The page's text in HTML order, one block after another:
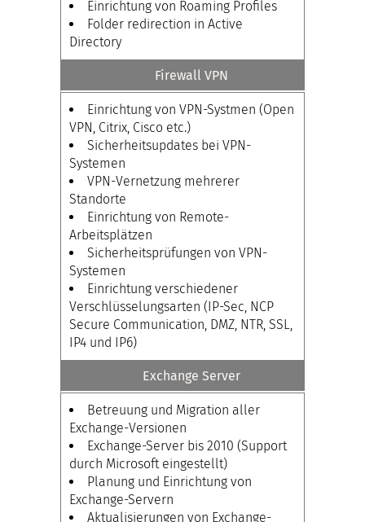
Einrichtung von Roaming Profiles
Folder redirection in Active
Directory
Firewall VPN
Einrichtung von VPN-Systmen (Open
VPN, Citrix, Cisco etc.)
Sicherheitsupdates bei VPN-
Systemen
VPN-Vernetzung mehrerer
Standorte
Einrichtung von Remote-
Arbeitsplätzen
Sicherheitsprüfungen von VPN-
Systemen
Einrichtung verschiedener
Verschlüsselungsarten (IP-Sec, NCP
Secure Communication, DMZ, NTR, SSL,
IP4 und IP6)
Exchange Server
Betreuung und Migration aller
Exchange-Versionen
Exchange-Server bis 2010 (Support
durch Microsoft eingestellt)
Planung und Einrichtung von
Exchange-Servern
Aktualisierungen von Exchange-